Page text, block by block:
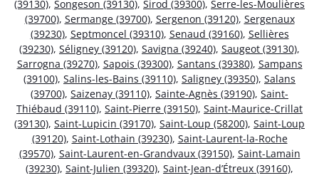
(39130), Songeson (39130), Sirod (39300), Serre-les-Moulières
(39700), Sermange (39700), Sergenon (39120), Sergenaux
(39230), Septmoncel (39310), Senaud (39160), Sellières
(39230), Séligney (39120), Savigna (39240), Saugeot (39130),
Sarrogna (39270), Sapois (39300), Santans (39380), Sampans
(39100), Salins-les-Bains (39110), Saligney (39350), Salans
(39700), Saizenay (39110), Sainte-Agnès (39190), Saint-
Thiébaud (39110), Saint-Pierre (39150), Saint-Maurice-Crillat
(39130), Saint-Lupicin (39170), Saint-Loup (58200), Saint-Loup
(39120), Saint-Lothain (39230), Saint-Laurent-la-Roche
(39570), Saint-Laurent-en-Grandvaux (39150), Saint-Lamain
(39230), Saint-Julien (39320), Saint-Jean-d’Étreux (39160),